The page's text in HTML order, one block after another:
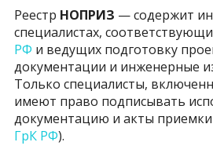
Реестр НОПРИЗ — содержит
специалистах,
РФ и ведущих подготовку
документации и инженерные
Только специалисты,
имеют право подписывать
документацию и акты приемки
ГрК РФ).